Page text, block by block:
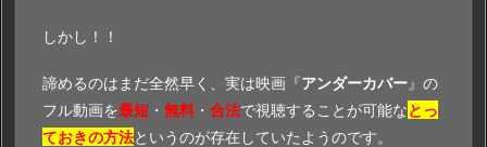
しかし！！
諦めるのはまだ全然早く、実は映画『アンダーカバー』の
フル動画を最短 ・ 無料 ・ 合法で視聴することが可能なとっ
ておきの方法というのが存在していたようのです。